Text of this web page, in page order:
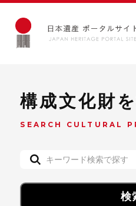
構成文化財
SEARCH CULTURAL